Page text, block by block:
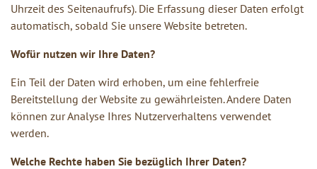
Uhrzeit des Seitenaufrufs). Die Erfassung dieser Daten erfolgt
automatisch, sobald Sie unsere Website betreten.
Wofür nutzen wir Ihre Daten?
Ein Teil der Daten wird erhoben, um eine fehlerfreie
Bereitstellung der Website zu gewährleisten. Andere Daten
können zur Analyse Ihres Nutzerverhaltens verwendet
werden.
Welche Rechte haben Sie bezüglich Ihrer Daten?